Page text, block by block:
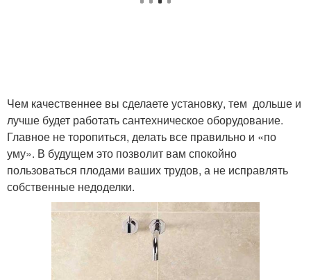
Чем качественнее вы сделаете установку, тем дольше и
лучше будет работать сантехническое оборудование.
Главное не торопиться, делать все правильно и «по
уму». В будущем это позволит вам спокойно
пользоваться плодами ваших трудов, а не исправлять
собственные недоделки.